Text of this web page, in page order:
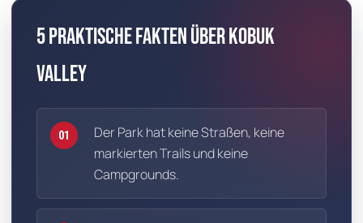
5 praktische Fakten über Kobuk
Valley
01
Der Park hat keine Straßen, keine
markierten Trails und keine
Campgrounds.